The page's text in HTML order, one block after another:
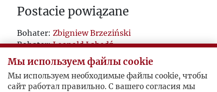
Postacie powiązane
Bohater: Zbigniew Brzeziński
Bohater:Leopold Łabędź
Мы используем файлы cookie
Мы используем необходимые файлы cookie, чтобы
сайт работал правильно. С вашего согласия мы